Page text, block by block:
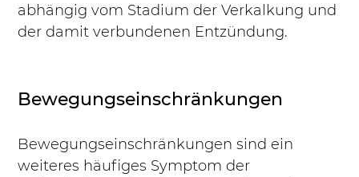
abhängig vom Stadium der Verkalkung und
der damit verbundenen Entzündung.
Bewegungseinschränkungen
Bewegungseinschränkungen sind ein
weiteres häufiges Symptom der